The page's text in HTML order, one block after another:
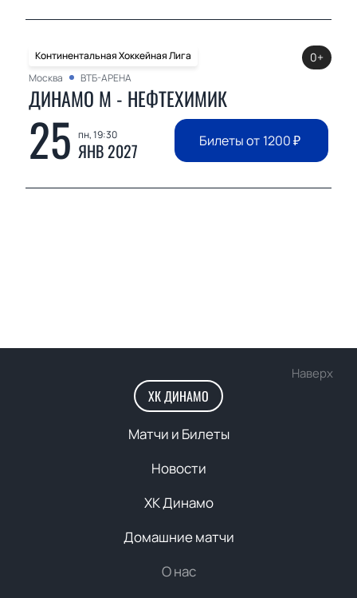
Континентальная Хоккейная Лига
Москва
ВТБ-АРЕНА
ДИНАМО М - НЕФТЕХИМИК
25 пн, 19:30
ЯНВ 2027
0+
Билеты от 1200₽
Наверх
ХК ДИНАМО
Матчи и Билеты
Новости
ХК Динамо
Домашние матчи
О нас